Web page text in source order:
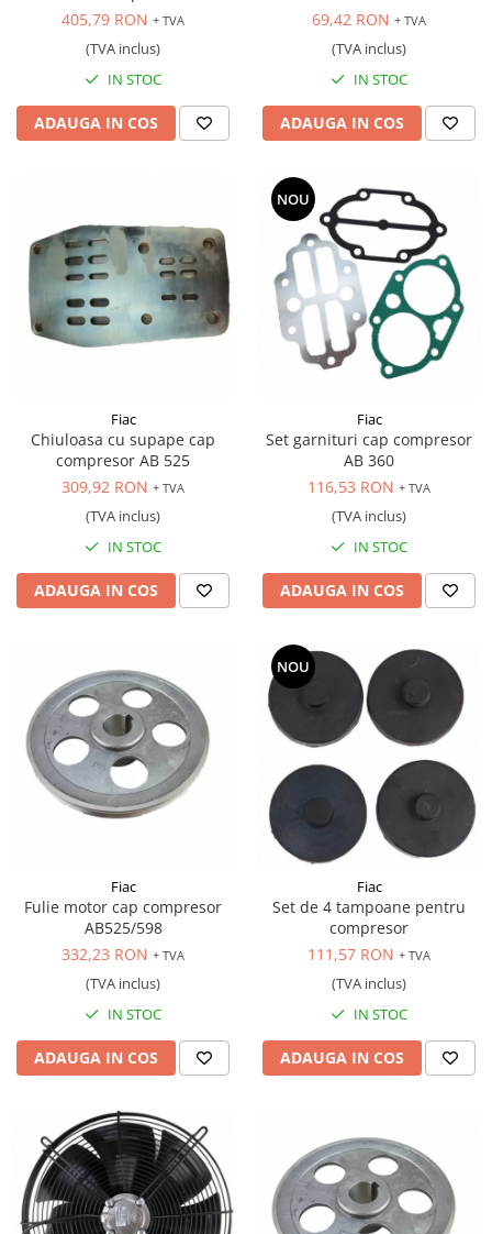
405,79 RON + TVA
(TVA inclus)
IN STOC
ADAUGA IN COS
69,42 RON + TVA
(TVA inclus)
IN STOC
ADAUGA IN COS
Fiac
Chiuloasa cu supape cap
compresor AB 525
309,92 RON + TVA
(TVA inclus)
IN STOC
ADAUGA IN COS
NOU
Fiac
Set garnituri cap compresor
AB 360
116,53 RON + TVA
(TVA inclus)
IN STOC
ADAUGA IN COS
Fiac
Fulie motor cap compresor
AB525/598
332,23 RON + TVA
(TVA inclus)
IN STOC
ADAUGA IN COS
NOU
Fiac
Set de 4 tampoane pentru
compresor
111,57 RON + TVA
(TVA inclus)
IN STOC
ADAUGA IN COS